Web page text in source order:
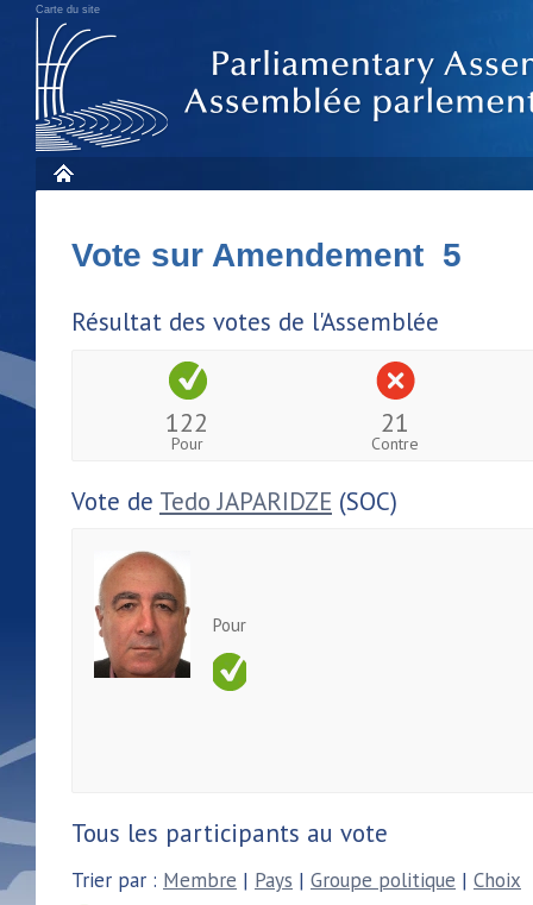
Carte du site
Vote sur Amendement 5
Résultat des votes de l'Assemblée
122
Pour
21
Contre
Vote de Tedo JAPARIDZE (SOC)
Pour
Tous les participants au vote
Trier par : Membre | Pays | Groupe politique | Choix